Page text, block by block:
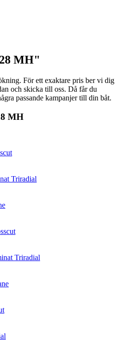
MH"
För ett exaktare pris ber vi dig
och skicka till oss. Då får du
passande kampanjer till din båt.
MH
Triradial
Triradial